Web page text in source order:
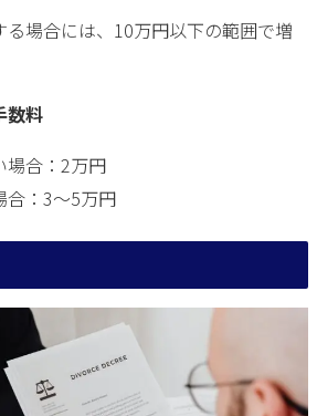
場合には、10万円以下の範囲で増
数料
場合：2万円
合：3～5万円